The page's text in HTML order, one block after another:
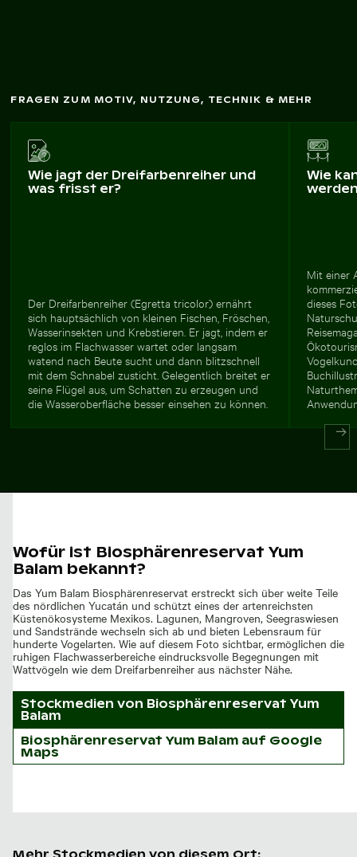
FRAGEN ZUM MOTIV, NUTZUNG, TECHNIK & MEHR
Wie jagt der Dreifarbenreiher und
was frisst er?
Der Dreifarbenreiher (Egretta tricolor) ernährt
sich hauptsächlich von kleinen Fischen, Fröschen,
Wasserinsekten und Krebstieren. Er jagt, indem er
reglos im Flachwasser wartet oder langsam
watend nach Beute sucht und dann blitzschnell
mit dem Schnabel zusticht. Gelegentlich breitet er
seine Flügel aus, um Schatten zu erzeugen und
die Wasseroberfläche besser einsehen zu können.
Wie
Mit einer
dieses
Wofür ist Biosphärenreservat Yum
Balam bekannt?
Das Yum Balam Biosphärenreservat erstreckt sich über weite Teile
des nördlichen Yucatán und schützt eines der artenreichsten
Küstenökosysteme Mexikos. Lagunen, Mangroven, Seegraswiesen
und Sandstrände wechseln sich ab und bieten Lebensraum für
hunderte Vogelarten. Wie auf diesem Foto sichtbar, ermöglichen die
ruhigen Flachwasserbereiche eindrucksvolle Begegnungen mit
Wattvögeln wie dem Dreifarbenreiher aus nächster Nähe.
Stockmedien von Biosphärenreservat Yum
Balam
Biosphärenreservat Yum Balam auf Google
Maps